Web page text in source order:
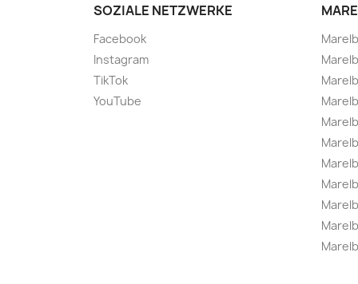
SOZIALE NETZWERKE
Facebook
Instagram
TikTok
YouTube